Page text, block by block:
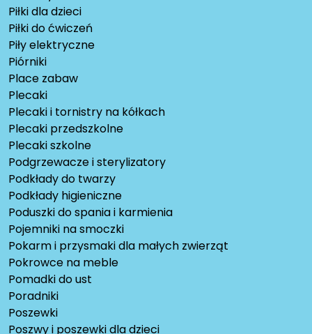
Piłki dla dzieci
Piłki do ćwiczeń
Piły elektryczne
Piórniki
Place zabaw
Plecaki
Plecaki i tornistry na kółkach
Plecaki przedszkolne
Plecaki szkolne
Podgrzewacze i sterylizatory
Podkłady do twarzy
Podkłady higieniczne
Poduszki do spania i karmienia
Pojemniki na smoczki
Pokarm i przysmaki dla małych zwierząt
Pokrowce na meble
Pomadki do ust
Poradniki
Poszewki
Poszwy i poszewki dla dzieci